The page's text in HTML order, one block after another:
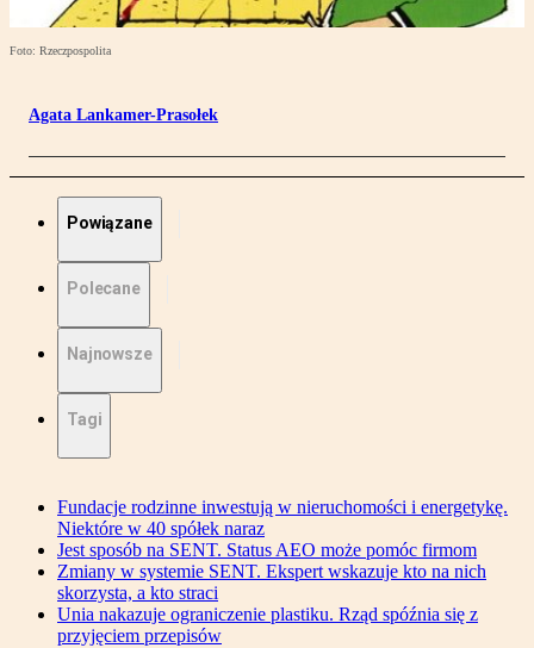
Foto: Rzeczpospolita
Agata Lankamer-Prasołek
Powiązane
Polecane
Najnowsze
Tagi
Fundacje rodzinne inwestują w nieruchomości i energetykę.
Niektóre w 40 spółek naraz
Jest sposób na SENT. Status AEO może pomóc firmom
Zmiany w systemie SENT. Ekspert wskazuje kto na nich
skorzysta, a kto straci
Unia nakazuje ograniczenie plastiku. Rząd spóźnia się z
przyjęciem przepisów